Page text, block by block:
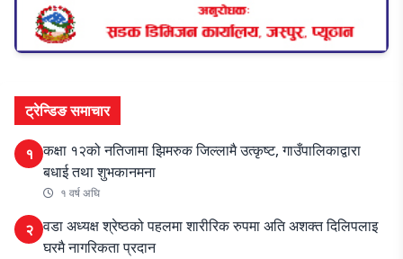
ट्रेन्डिङ समाचार
१ कक्षा १२को नतिजामा झिमरुक जिल्लामै उत्कृष्ट, गाउँपालिकाद्वारा
बधाई तथा शुभकानमना
१ वर्ष अघि
२ वडा अध्यक्ष श्रेष्ठको पहलमा शारीरिक रुपमा अति अशक्त दिलिपलाइ
घरमै नागरिकता प्रदान